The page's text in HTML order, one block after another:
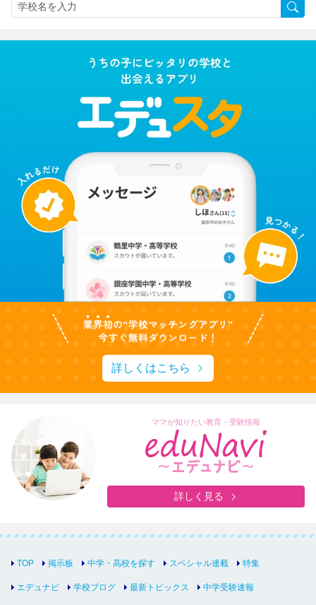
詳しくはこちら
ママが知りたい教育・受験情報
詳しく見る
TOP 掲示板 中学・高校を探す スペシャル連載 特集
エデュナビ 学校ブログ 最新トピックス 中学受験速報